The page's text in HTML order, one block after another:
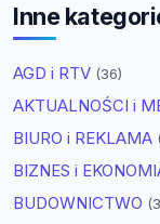
Inne
AGD i RTV (36)
AKTUALNOŚCI i
BIURO i REKLAMA
BIZNES i
BUDOWNICTWO